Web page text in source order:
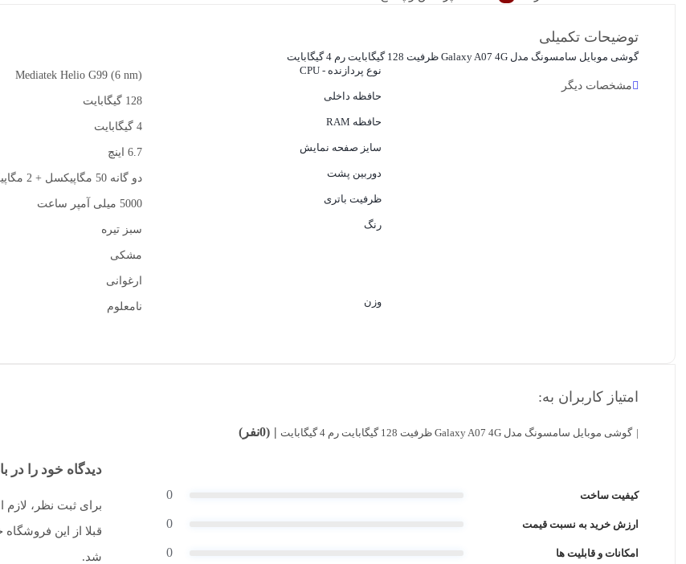
توضیحات تکمیلی
گوشی موبايل سامسونگ مدل Galaxy A07 4G ظرفیت 128 گیگابایت رم 4 گیگابایت
مشخصات دیگر
نوع پردازنده - CPU
Mediatek Helio G99 (6 nm)
حافظه داخلی
128 گیگابایت
حافظه RAM
4 گیگابایت
سایز صفحه نمایش
6.7 اینچ
دوربین پشت
دو گانه 50 مگاپیکسل + 2 مگاپیکسل
ظرفیت باتری
5000 میلی آمپر ساعت
رنگ
سبز تیره
مشکی
ارغوانی
وزن
نامعلوم
امتیاز کاربران به:
گوشی موبايل سامسونگ مدل Galaxy A07 4G ظرفیت 128 گیگابایت رم 4 گیگابایت (0نفر)
کیفیت ساخت 0
ارزش خرید به نسبت قیمت 0
امکانات و قابلیت ها 0
دیدگاه خود را در
برای ثبت نظر،
قبلا از این
شد.